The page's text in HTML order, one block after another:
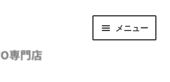
メニュー